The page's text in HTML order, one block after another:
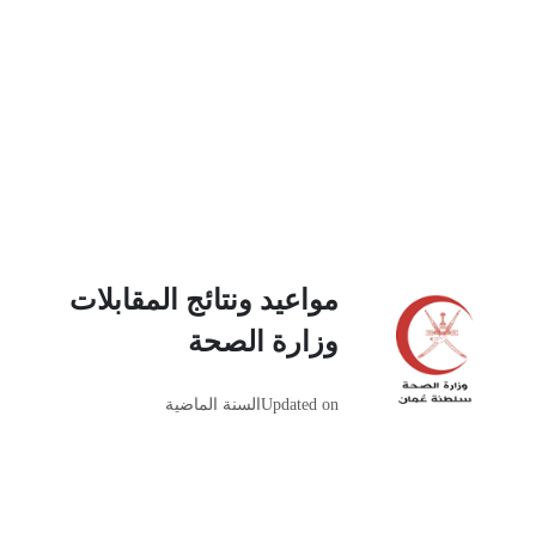
مواعيد ونتائج المقابلات
وزارة الصحة
Updated on السنة الماضية